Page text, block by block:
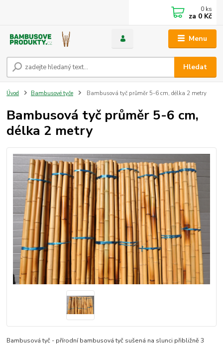
Menu
Hledat
0 ks
za 0 Kč
Úvod Bambusové tyče Bambusová tyč průměr 5-6 cm, délka 2 metry
Bambusová tyč průměr 5-6 cm,
délka 2 metry
Bambusová tyč - přírodní bambusová tyč sušená na slunci přibližně 3